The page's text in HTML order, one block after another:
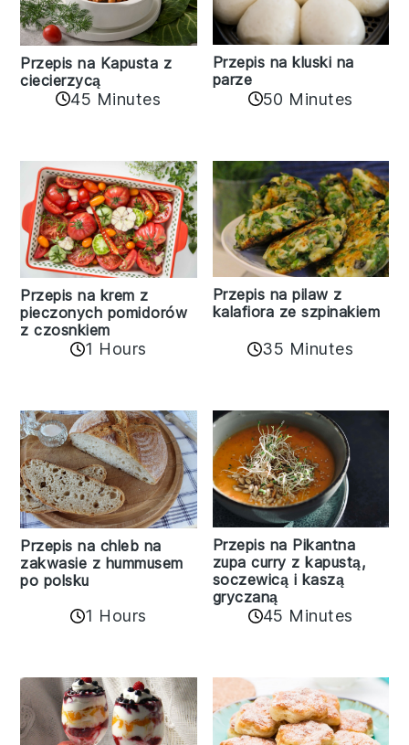
Przepis na Kapusta z
ciecierzycą
45 Minutes
Przepis na kluski na
parze
50 Minutes
Przepis na krem z
pieczonych pomidorów
z czosnkiem
1 Hours
Przepis na pilaw z
kalafiora ze szpinakiem
35 Minutes
Przepis na chleb na
zakwasie z hummusem
po polsku
1 Hours
Przepis na Pikantna
zupa curry z kapustą,
soczewicą i kaszą
gryczaną
45 Minutes